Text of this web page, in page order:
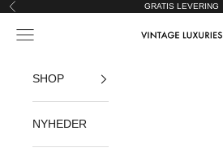
Spring til indhold
Forrige GRATIS LEVERING
Vintage Luxuries
Åbn navigationsmenu
SHOP
NYHEDER